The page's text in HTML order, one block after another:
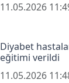
11.05.2026
Diyabet
eğitimi verildi
11.05.2026